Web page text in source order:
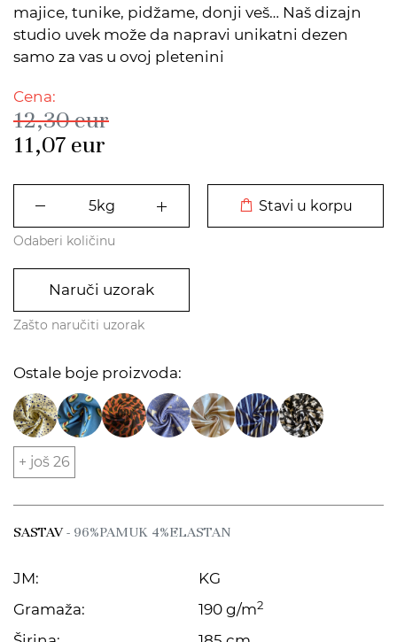
majice, tunike, pidžame, donji veš… Naš dizajn
studio uvek može da napravi unikatni dezen
samo za vas u ovoj pletenini
Cena:
12,30eur
11,07 eur
Stavi u korpu
Odaberi količinu
Naruči uzorak
Zašto naručiti uzorak
Ostale boje proizvoda:
+ još 26
SASTAV- 96%PAMUK 4%ELASTAN
JM:
KG
Gramaža:
190 g/m2